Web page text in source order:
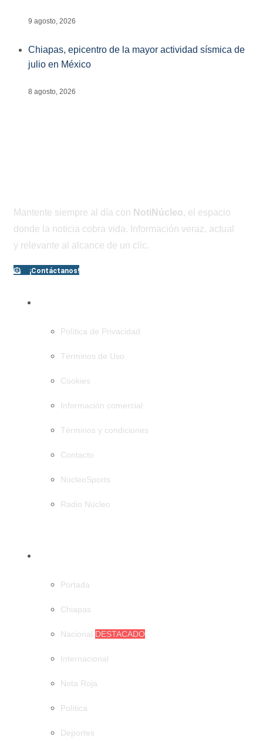
9 agosto, 2026
Chiapas, epicentro de la mayor actividad sísmica de
julio en México
8 agosto, 2026
Mantente siempre al día con NotiNúcleo, el espacio
donde la noticia cobra vida. Información veraz, actual
y relevante al alcance de un clic.
¡Contáctanos!
Política de Privacidad
Términos de Uso
Cookies
Información comercial
Términos y condiciones
Contacto
NucleoSports
Radio Núcleo
Portada
Chiapas
Nacional DESTACADO
Internacional
Nota Roja
Política
Deportes